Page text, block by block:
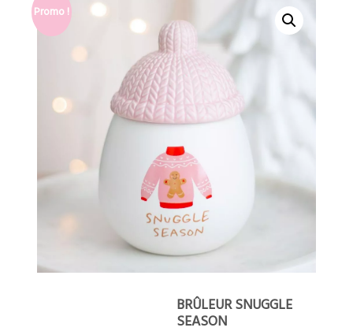
Promo !
BRÛLEUR SNUGGLE
SEASON